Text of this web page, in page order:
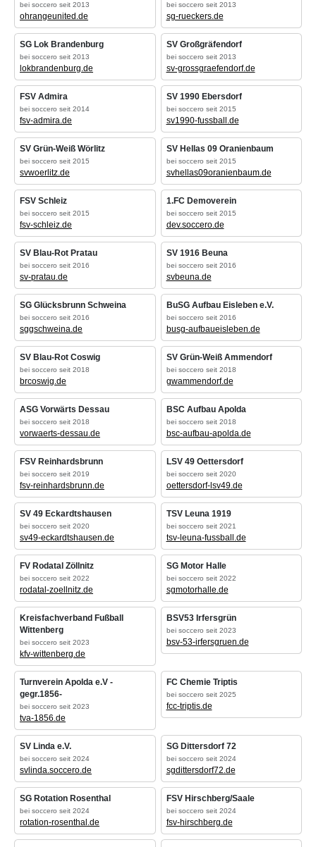
bei soccero seit 2013
ohrangeunited.de
bei soccero seit 2013
sg-rueckers.de
SG Lok Brandenburg
bei soccero seit 2013
lokbrandenburg.de
SV Großgräfendorf
bei soccero seit 2013
sv-grossgraefendorf.de
FSV Admira
bei soccero seit 2014
fsv-admira.de
SV 1990 Ebersdorf
bei soccero seit 2015
sv1990-fussball.de
SV Grün-Weiß Wörlitz
bei soccero seit 2015
svwoerlitz.de
SV Hellas 09 Oranienbaum
bei soccero seit 2015
svhellas09oranienbaum.de
FSV Schleiz
bei soccero seit 2015
fsv-schleiz.de
1.FC Demoverein
bei soccero seit 2015
dev.soccero.de
SV Blau-Rot Pratau
bei soccero seit 2016
sv-pratau.de
SV 1916 Beuna
bei soccero seit 2016
svbeuna.de
SG Glücksbrunn Schweina
bei soccero seit 2016
sggschweina.de
BuSG Aufbau Eisleben e.V.
bei soccero seit 2016
busg-aufbaueisleben.de
SV Blau-Rot Coswig
bei soccero seit 2018
brcoswig.de
SV Grün-Weiß Ammendorf
bei soccero seit 2018
gwammendorf.de
ASG Vorwärts Dessau
bei soccero seit 2018
vorwaerts-dessau.de
BSC Aufbau Apolda
bei soccero seit 2018
bsc-aufbau-apolda.de
FSV Reinhardsbrunn
bei soccero seit 2019
fsv-reinhardsbrunn.de
LSV 49 Oettersdorf
bei soccero seit 2020
oettersdorf-lsv49.de
SV 49 Eckardtshausen
bei soccero seit 2020
sv49-eckardtshausen.de
TSV Leuna 1919
bei soccero seit 2021
tsv-leuna-fussball.de
FV Rodatal Zöllnitz
bei soccero seit 2022
rodatal-zoellnitz.de
SG Motor Halle
bei soccero seit 2022
sgmotorhalle.de
Kreisfachverband Fußball
Wittenberg
bei soccero seit 2023
kfv-wittenberg.de
BSV53 Irfersgrün
bei soccero seit 2023
bsv-53-irfersgruen.de
Turnverein Apolda e.V -
gegr.1856-
bei soccero seit 2023
tva-1856.de
FC Chemie Triptis
bei soccero seit 2025
fcc-triptis.de
SV Linda e.V.
bei soccero seit 2024
svlinda.soccero.de
SG Dittersdorf 72
bei soccero seit 2024
sgdittersdorf72.de
SG Rotation Rosenthal
bei soccero seit 2024
rotation-rosenthal.de
FSV Hirschberg/Saale
bei soccero seit 2024
fsv-hirschberg.de